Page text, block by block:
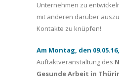
Unternehmen zu
mit anderen darüber
Kontakte zu knüpfen!
Am Montag, den 09.05.16,
Auftaktveranstaltung des
Gesunde Arbeit in